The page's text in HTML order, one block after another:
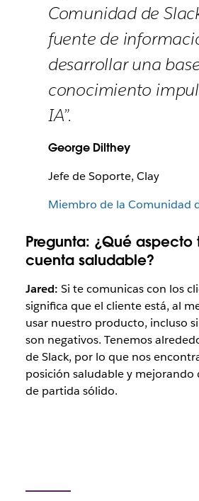
Comunidad de
fuente de
desarrollar una
conocimiento
IA”.
George Dilthey
Jefe de Soporte, Clay
Miembro de la Comunidad
Pregunta: ¿Qué aspecto
cuenta saludable?
Jared: Si te comunicas con los
significa que el cliente está, al
usar nuestro producto, incluso
son negativos. Tenemos
de Slack, por lo que nos
posición saludable y mejorando
de partida sólido.